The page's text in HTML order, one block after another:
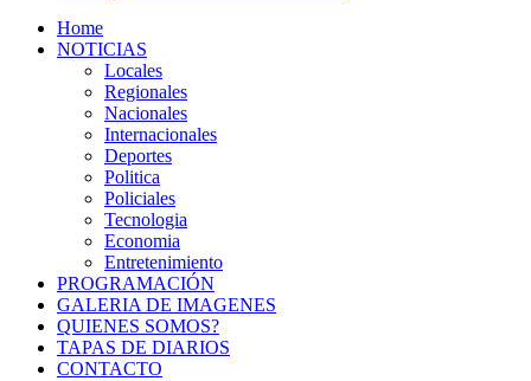
Home
NOTICIAS
Locales
Regionales
Nacionales
Internacionales
Deportes
Politica
Policiales
Tecnologia
Economia
Entretenimiento
PROGRAMACIÓN
GALERIA DE IMAGENES
QUIENES SOMOS?
TAPAS DE DIARIOS
CONTACTO